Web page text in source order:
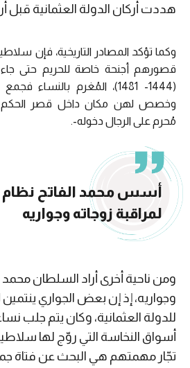
هددت أركان الدولة العثمانية قبل
وكما تؤكد المصادر التاريخية، فإن
قصورهم أجنحة خاصة للحريم حتى
(1444- 1481)، المُغرم بالنساء
وخصص لهن مكان داخل قصر الحكم
مُحرم على الرجال دخوله-.
أسس محمد الفاتح نظام
لمراقبة زوجاته وجواريه
ومن ناحية أخرى أراد السلطان محمد
وجواريه، إذ إن بعض الجواري
للدولة العثمانية، وكان يتم جلب
أسواق النخاسة التي روّج لها
تجّار مهمتهم هي البحث عن فتاة